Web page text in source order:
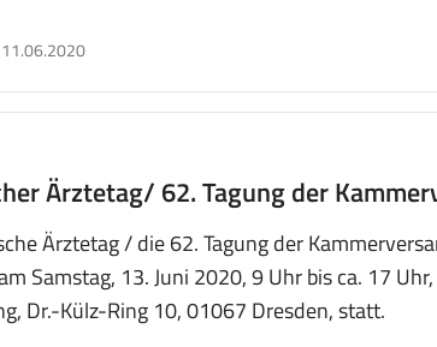
11.06.2020
Ärztetag/ 62. Tagung der
Ärztetag / die 62. Tagung der
Samstag, 13. Juni 2020, 9 Uhr bis ca. 17
Dr.-Külz-Ring 10, 01067 Dresden, statt.